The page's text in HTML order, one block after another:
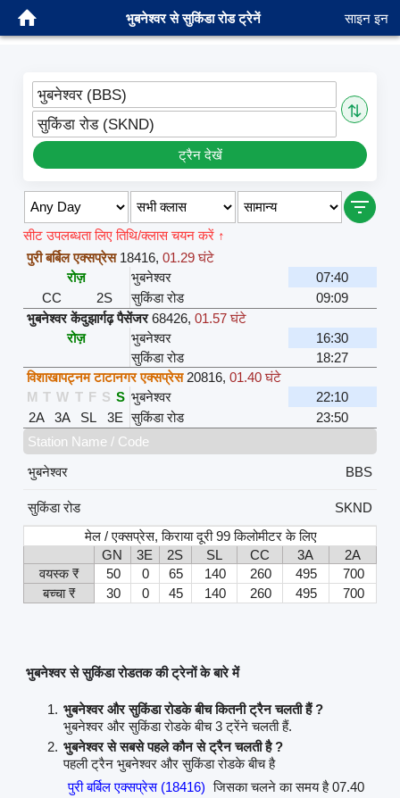
भुबनेश्वर से सुकिंडा रोड ट्रेनें साइन इन
भुबनेश्वर (BBS)
⇅
सुकिंडा रोड (SKND)
ट्रैन देखें
सीट उपलब्धता लिए तिथि/क्लास चयन करें ↑
पुरी बर्बिल एक्सप्रेस 18416, 01.29 घंटे
रोज़
भुबनेश्वर
07:40
CC
2S सुकिंडा रोड
09:09
भुबनेश्वर केंदुझार्गढ़ पैसेंजर 68426, 01.57 घंटे
रोज़
भुबनेश्वर
16:30
सुकिंडा रोड
18:27
विशाखापट्नम टाटानगर एक्सप्रेस 20816, 01.40 घंटे
M T W T F S S भुबनेश्वर
22:10
2A
3A SL 3E सुकिंडा रोड
23:50
Station Name / Code
भुबनेश्वर
BBS
सुकिंडा रोड
SKND
मेल / एक्सप्रेस, किराया दूरी 99 किलोमीटर के लिए
GN
3E 2S SL CC 3A
2A
वयस्क ₹
50 0 65 140 260 495
700
बच्चा ₹
30 0 45 140 260 495 700
भुबनेश्वर से सुकिंडा रोडतक की ट्रेनों के बारे में
भुबनेश्वर और सुकिंडा रोडके बीच कितनी ट्रैन चलती हैं ?
भुबनेश्वर और सुकिंडा रोडके बीच 3 ट्रेंने चलती हैं.
भुबनेश्वर से सबसे पहले कौन से ट्रैन चलती है ?
पहली ट्रैन भुबनेश्वर और सुकिंडा रोडके बीच है
पुरी बर्बिल एक्सप्रेस (18416) जिसका चलने का समय है 07.40